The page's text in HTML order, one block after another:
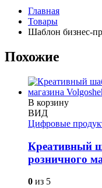
Главная
Товары
Шаблон бизнес-
Похожие
В корзину
ВИД
Цифровые
Креативный
розничного
0 из 5